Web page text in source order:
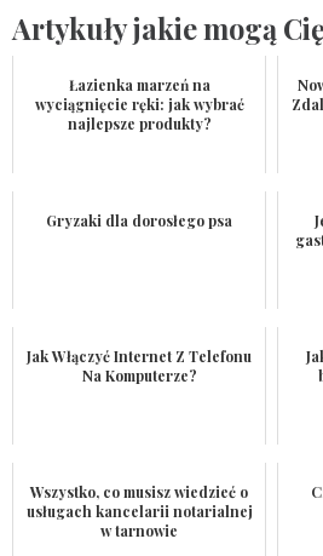
Artykuły jakie mogą
Łazienka marzeń na
wyciągnięcie ręki: jak wybrać
najlepsze produkty?
Gryzaki dla dorosłego psa
Jak Włączyć Internet Z Telefonu
Na Komputerze?
Wszystko, co musisz wiedzieć o
usługach kancelarii notarialnej
w tarnowie